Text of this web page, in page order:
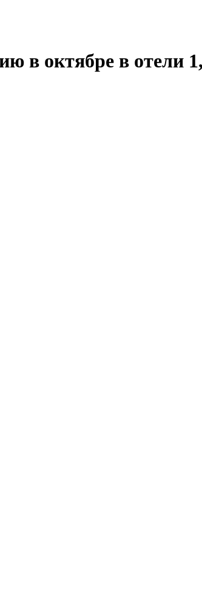
в октябре в отели